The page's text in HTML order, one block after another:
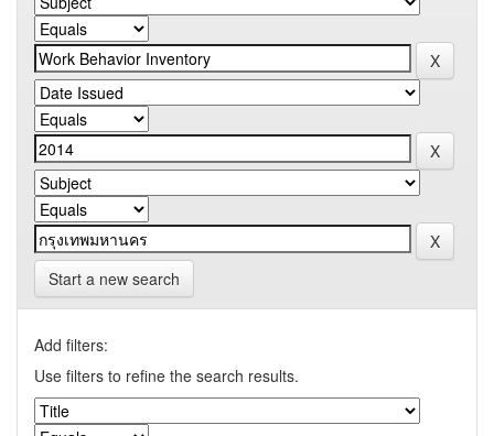
Start a new search
Add filters:
Use filters to refine the search results.